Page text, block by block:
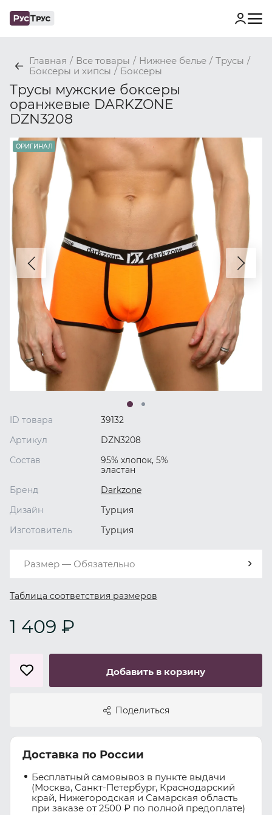
Главная / Все товары / Нижнее белье / Трусы /
Боксеры и хипсы / Боксеры
Трусы мужские боксеры
оранжевые DARKZONE
DZN3208
ОРИГИНАЛ
ID товара
39132
Артикул
DZN3208
Состав
95% хлопок, 5%
эластан
Бренд
Darkzone
Дизайн
Турция
Изготовитель
Турция
Размер — Обязательно
Таблица соответствия размеров
1 409 ₽
Добавить в корзину
Поделиться
Доставка по России
Бесплатный самовывоз в пункте выдачи
(Москва, Санкт-Петербург, Краснодарский
край, Нижегородская и Самарская область
при заказе от 2500 ₽ по полной предоплате)